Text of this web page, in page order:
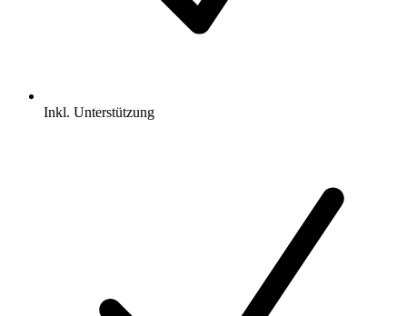
Inkl. Unterstützung